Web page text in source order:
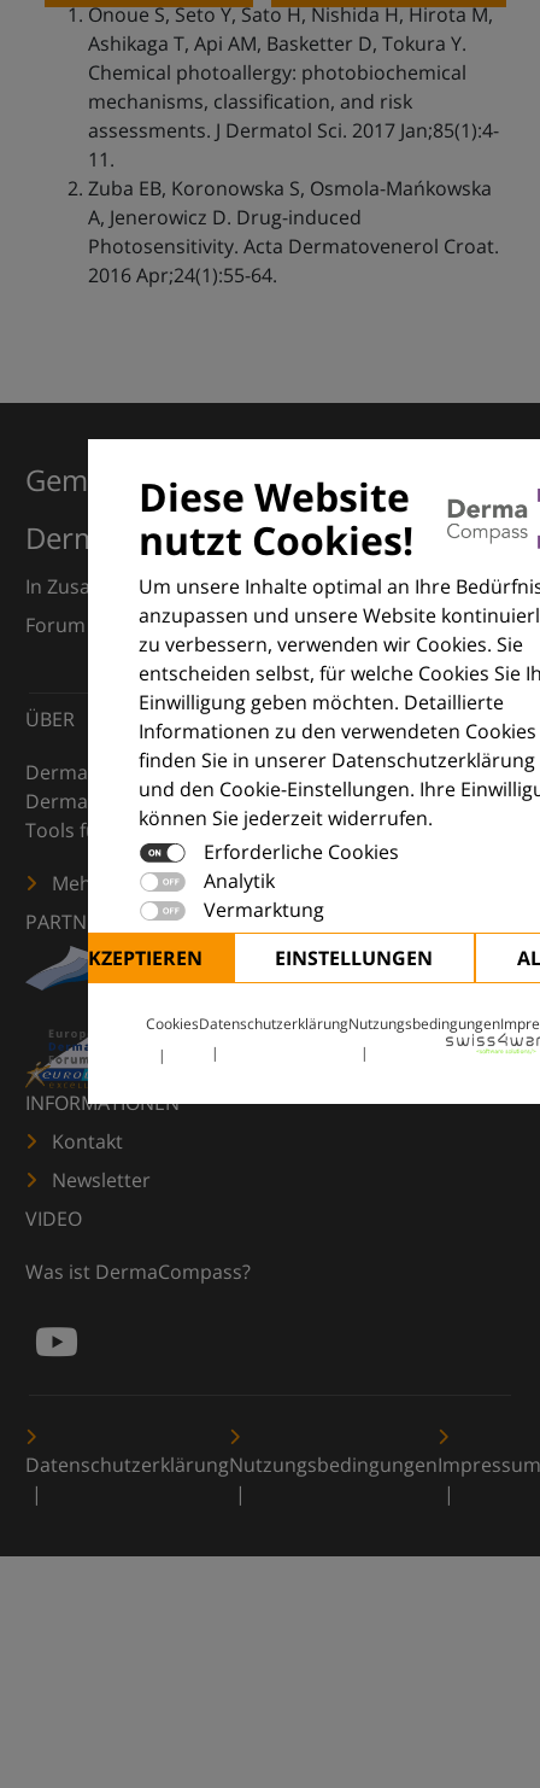
Onoue S, Seto Y, Sato H, Nishida H, Hirota M,
Ashikaga T, Api AM, Basketter D, Tokura Y.
Chemical photoallergy: photobiochemical
mechanisms, classification, and risk
assessments. J Dermatol Sci. 2017 Jan;85(1):4-
11.
Zuba EB, Koronowska S, Osmola-Mańkowska
A, Jenerowicz D. Drug-induced
Photosensitivity. Acta Dermatovenerol Croat.
2016 Apr;24(1):55-64.
Diese Website
nutzt Cookies!
Um unsere Inhalte optimal an Ihre
anzupassen und unsere Website
zu verbessern, verwenden wir Cookies. Sie
entscheiden selbst, für welche Cookies Sie
Einwilligung geben möchten. Detaillierte
Informationen zu den verwendeten Cookies
finden Sie in unserer Datenschutzerklärung
und den Cookie-Einstellungen. Ihre
können Sie jederzeit widerrufen.
Erforderliche Cookies
Analytik
Vermarktung
ALLE AKZEPTIEREN
EINSTELLUNGEN
CookiesDatenschutzerklärungNutzungsbedingungen
Gemeinsam für Exzellenz in der
Dermatologie
In Zusammenarbeit mit dem European Dermatology
Forum (EDF) und Euroderm Excellence
ÜBER
DermaCompass ist Ihr digitaler Kompass für die
Dermatologie – mit Wissen, Bildern und praktischen
Tools für den klinischen Alltag.
Mehr erfahren
PARTNER
INFORMATIONEN
Kontakt
Newsletter
VIDEO
Was ist DermaCompass?
DatenschutzerklärungNutzungsbedingungenImpressum